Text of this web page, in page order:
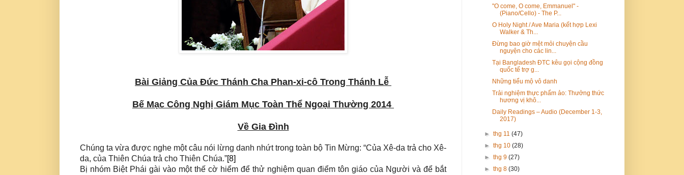
Bài Giảng Của Đức Thánh Cha Phan-xi-cô Trong Thánh Lễ
Bế Mạc Công Nghị Giám Mục Toàn Thể Ngoại Thường 2014
Về Gia Đình
Chúng ta vừa được nghe một câu nói lừng danh nhứt trong toàn bộ Tin Mừng: “Của Xê-da trả cho Xê-
da, của Thiên Chúa trả cho Thiên Chúa.”[8]
Bị nhóm Biệt Phái gài vào một thế cờ hiểm để thử nghiệm quan điểm tôn giáo của Người và để bắt
"O come, O come, Emmanuel" -
(Piano/Cello) - The P...
O Holy Night / Ave Maria (kết hợp Lexi
Walker & Th...
Đừng bao giờ mệt mỏi chuyện cầu
nguyện cho các lin...
Tại Bangladesh ĐTC kêu gọi cộng đồng
quốc tế trợ g...
Những tiểu mộ vô danh
Trải nghiệm thực phẩm ảo: Thưởng thức
hương vị khô...
Daily Readings – Audio (December 1-3,
2017)
►thg 11(47)
►thg 10(28)
►thg 9(27)
►thg 8(30)